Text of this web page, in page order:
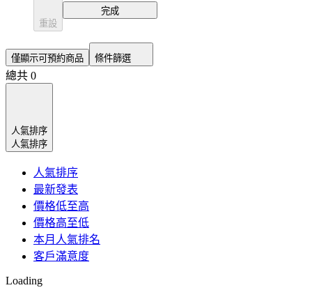
重設
完成
僅顯示可預約商品 條件篩選
總共 0
人氣排序
人氣排序
人氣排序
最新發表
價格低至高
價格高至低
本月人氣排名
客戶滿意度
Loading